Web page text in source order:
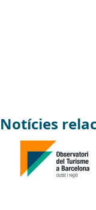
Notícies